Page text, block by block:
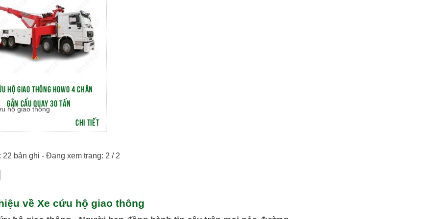
HỘ GIAO THÔNG HOWO 4 CHÂN
GẮN CẨU QUAY 30 TẤN
hộ giao thông
CHI TIẾT
22 bản ghi - Đang xem trang: 2 / 2
về Xe cứu hộ giao thông